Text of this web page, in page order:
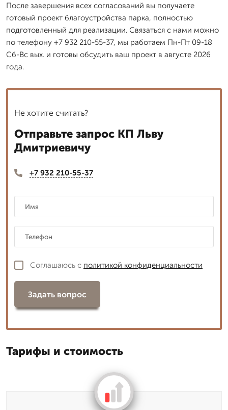
После завершения всех согласований вы получаете
готовый проект благоустройства парка, полностью
подготовленный для реализации. Связаться с нами можно
по телефону +7 932 210-55-37, мы работаем Пн-Пт 09-18
Сб-Вс вых. и готовы обсудить ваш проект в августе 2026
года.
Не хотите считать?
Отправьте запрос КП Льву
Дмитриевичу
+7 932 210-55-37
Соглашаюсь с политикой конфиденциальности
Задать вопрос
Тарифы и стоимость